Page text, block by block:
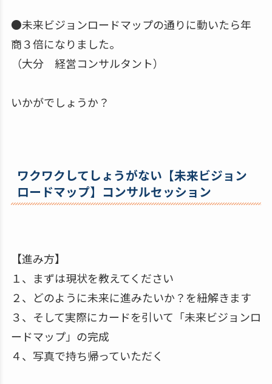
●未来ビジョンロードマップの通りに動いたら年
商３倍になりました。
（大分 経営コンサルタント）
いかがでしょうか？
ワクワクしてしょうがない【未来ビジョン
ロードマップ】コンサルセッション
【進み方】
１、まずは現状を教えてください
２、どのように未来に進みたいか？を紐解きます
３、そして実際にカードを引いて「未来ビジョンロ
ードマップ」の完成
４、写真で持ち帰っていただく